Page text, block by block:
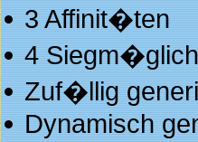
3 Affinit�ten
4
Zuf�llig
Dynamisch